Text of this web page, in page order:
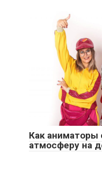
Как аниматоры
атмосферу на